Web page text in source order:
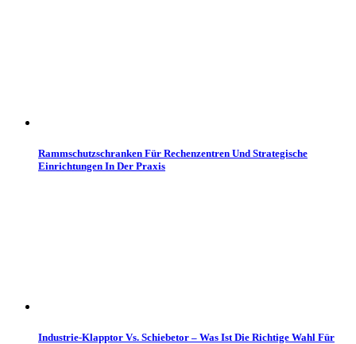
Rammschutzschranken Für Rechenzentren Und Strategische
Einrichtungen In Der Praxis
Industrie-Klapptor Vs. Schiebetor – Was Ist Die Richtige Wahl Für